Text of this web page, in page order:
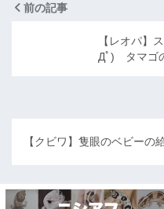
前の記事
【レオパ】
Дﾟ) タマゴ
【クビワ】隻眼のベビーの